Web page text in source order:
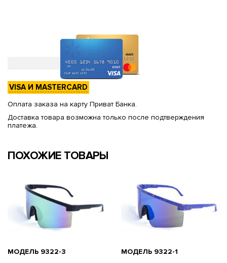
VISA И MASTERCARD
Оплата заказа на карту Приват Банка.
Доставка товара возможна только после подтверждения
платежа.
ПОХОЖИЕ ТОВАРЫ
МОДЕЛЬ 9322-3 МОДЕЛЬ 9322-1